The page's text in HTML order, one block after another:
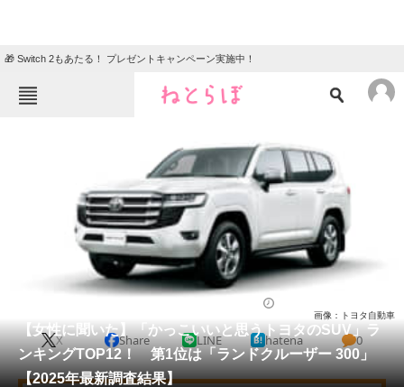
🎁 Switch 2もあたる！ プレゼントキャンペーン実施中！
ニュース
クイズ
地域
教育・育児
リサーチ
会員記事
メディア
【女性に聞いた】「かっこいいと思うトヨタのSUV」ラ
ンキングTOP12！ 第1位は「ランドクルーザー 300」
【2025年最新調査結果】
画像：トヨタ自動車
X Share LINE hatena 0